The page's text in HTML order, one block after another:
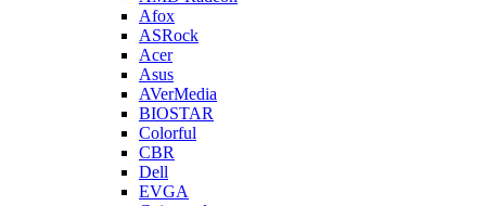
Afox
ASRock
Acer
Asus
AVerMedia
BIOSTAR
Colorful
CBR
Dell
EVGA